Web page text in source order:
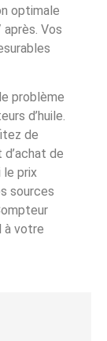
optimale
Vos
problème
d’huile.
de
de
le prix
sources
à votre